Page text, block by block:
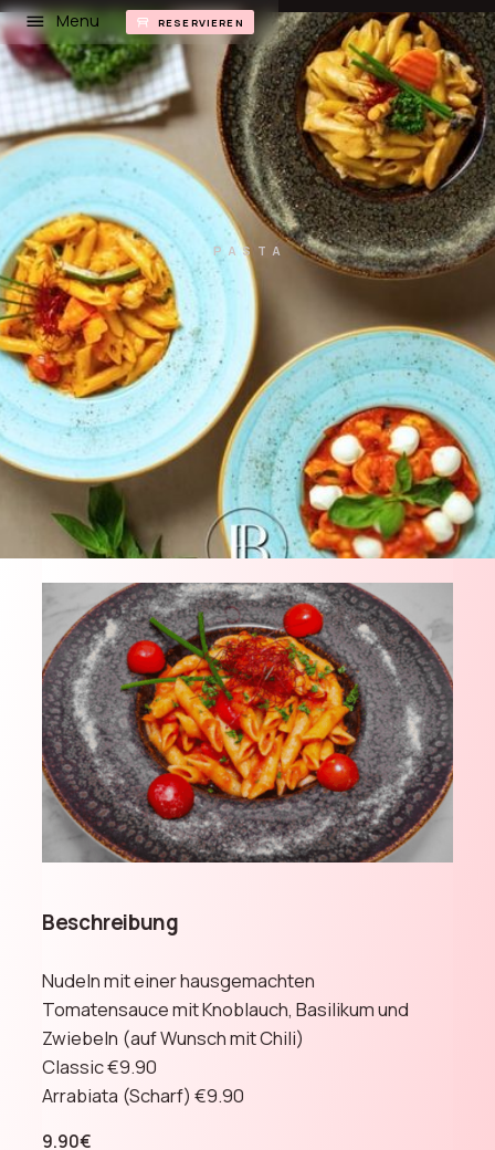
Menu RESERVIEREN
PASTA
Beschreibung
Nudeln mit einer hausgemachten
Tomatensauce mit Knoblauch, Basilikum und
Zwiebeln (auf Wunsch mit Chili)
Classic €9.90
Arrabiata (Scharf) €9.90
9.90€